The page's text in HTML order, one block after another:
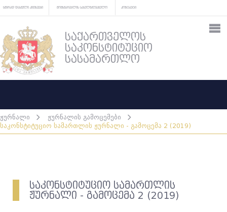
ხშირად დასმული კითხვები მომხმარებლის სახელმძღვანელო კონტაქტი
საქართველოს
საკონსტიტუციო
სასამართლო
ჟურნალი
ჟურნალის გამოცემები
საკონსტიტუციო სამართლის ჟურნალი - გამოცემა 2 (2019)
საკონსტიტუციო სამართლის
ჟურნალი - გამოცემა 2 (2019)